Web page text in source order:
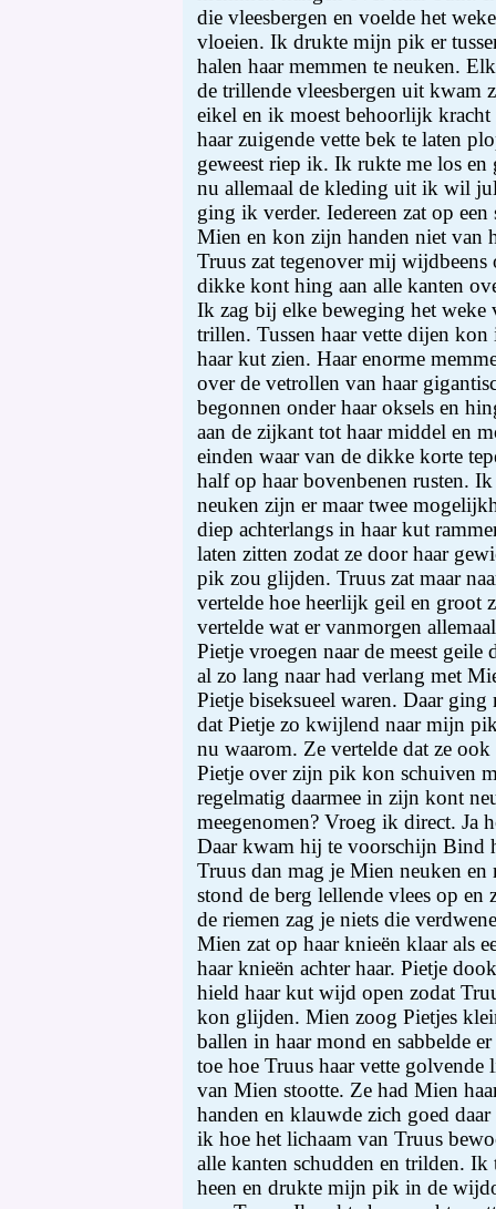
die vleesbergen en voelde het
vloeien. Ik drukte mijn pik er
halen haar memmen te neuken.
de trillende vleesbergen uit kwam
eikel en ik moest behoorlijk kracht
haar zuigende vette bek te laten
geweest riep ik. Ik rukte me los en
nu allemaal de kleding uit ik wil
ging ik verder. Iedereen zat op een
Mien en kon zijn handen niet van
Truus zat tegenover mij wijdbeens
dikke kont hing aan alle kanten
Ik zag bij elke beweging het weke
trillen. Tussen haar vette dijen
haar kut zien. Haar enorme
over de vetrollen van haar
begonnen onder haar oksels en
aan de zijkant tot haar middel en
einden waar van de dikke korte
half op haar bovenbenen rusten.
neuken zijn er maar twee
diep achterlangs in haar kut
laten zitten zodat ze door haar
pik zou glijden. Truus zat maar
vertelde hoe heerlijk geil en groot
vertelde wat er vanmorgen
Pietje vroegen naar de meest geile
al zo lang naar had verlang met
Pietje biseksueel waren. Daar
dat Pietje zo kwijlend naar mijn
nu waarom. Ze vertelde dat ze
Pietje over zijn pik kon schuiven
regelmatig daarmee in zijn kont
meegenomen? Vroeg ik direct. Ja
Daar kwam hij te voorschijn Bind
Truus dan mag je Mien neuken
stond de berg lellende vlees op
de riemen zag je niets die
Mien zat op haar knieën klaar als
haar knieën achter haar. Pietje
hield haar kut wijd open zodat
kon glijden. Mien zoog Pietjes
ballen in haar mond en sabbelde
toe hoe Truus haar vette golvende
van Mien stootte. Ze had Mien
handen en klauwde zich goed
ik hoe het lichaam van Truus
alle kanten schudden en trilden.
heen en drukte mijn pik in de